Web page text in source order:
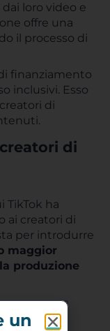
loro video e
offre una
il processo di
finanziamento
inclusivi. Esso
di
di
TikTok ha
ai creatori di
per introdurre
maggior
produzione
un